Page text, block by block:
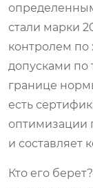
стали марки
контролем по
допусками
границе
есть
оптимизации
и составляет
Кто его